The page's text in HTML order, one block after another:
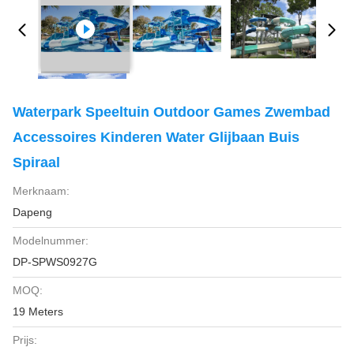
Waterpark Speeltuin Outdoor Games Zwembad
Accessoires Kinderen Water Glijbaan Buis
Spiraal
Merknaam:
Dapeng
Modelnummer:
DP-SPWS0927G
MOQ:
19 Meters
Prijs: